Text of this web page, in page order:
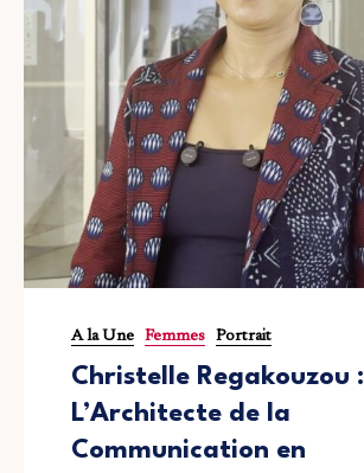
A la Une Femmes Portrait
Christelle Regakouzou :
L’Architecte de la
Communication en